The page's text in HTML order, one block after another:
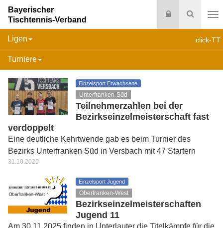
Suche
Login
Bayerischer
Tischtennis-Verband
click-TT
Ligen
Turniere
Einzelsport Erwachsene
Unterfranken-Süd
Teilnehmerzahlen bei der
Bezirkseinzelmeisterschaft fast
verdoppelt
Eine deutliche Kehrtwende gab es beim Turnier des
Bezirks Unterfranken Süd in Versbach mit 47 Startern
31.10.2025
Einzelsport Jugend
Oberfranken-West
Bezirkseinzelmeisterschaften
Jugend 11
Am 30.11.2025 finden in Unterlauter die Titelkämpfe für die